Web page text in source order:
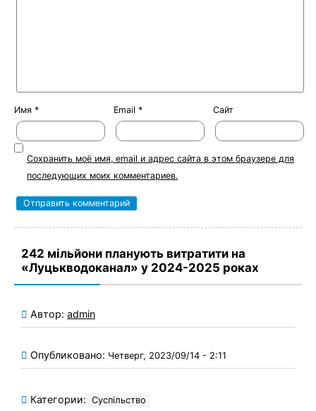
Имя * Email * Сайт
Сохранить моё имя, email и адрес сайта в этом браузере для
последующих моих комментариев.
242 мільйони планують витратити на
«Луцькводоканал» у 2024-2025 роках
Автор: admin
Опубликовано: Четверг, 2023/09/14 - 2:11
Категории: Суспільство